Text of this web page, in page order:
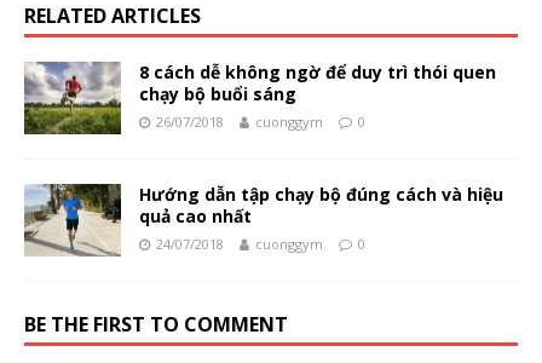
RELATED ARTICLES
8 cách dễ không ngờ để duy trì thói quen
chạy bộ buổi sáng
26/07/2018 cuonggym 0
Hướng dẫn tập chạy bộ đúng cách và hiệu
quả cao nhất
24/07/2018 cuonggym 0
BE THE FIRST TO COMMENT